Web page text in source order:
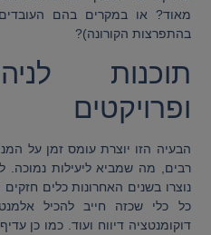
מאוד? או במקרים בהם
בהתפרצות הקורונה)?
תוכנות
ופרויקטים
הבעיה הזו יוצרת עומס זמן על
רבים, מה שמביא ליעילות
נוצרו בשנים האחרונות כלים
כל כלי שכזה חייב להכיל
דוקומנטציה דיווח ועוד. כמו כן